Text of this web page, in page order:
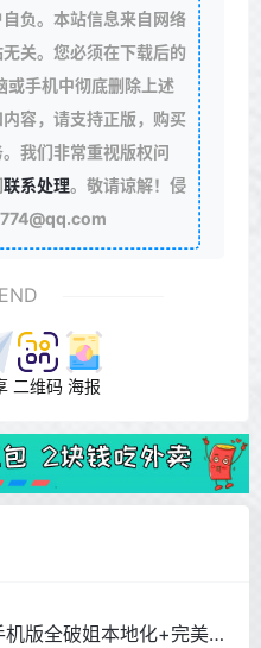
负。本站信息来自网络
关。您必须在下载后的
或手机中彻底删除上述
容，请支持正版，购买
我们非常重视版权问
联系处理。敬请谅解！侵
二维码 海报
机版全破姐本地化+完美